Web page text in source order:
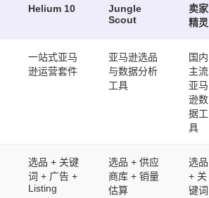
Helium 10
Jungle
Scout
卖家
精灵
一站式亚马
逊运营套件
亚马逊选品
与数据分析
工具
国内
主流
亚马
逊数
据工
具
选品 + 关键
词 + 广告 +
Listing
选品 + 供应
商库 + 销量
估算
选品
+ 关
键词